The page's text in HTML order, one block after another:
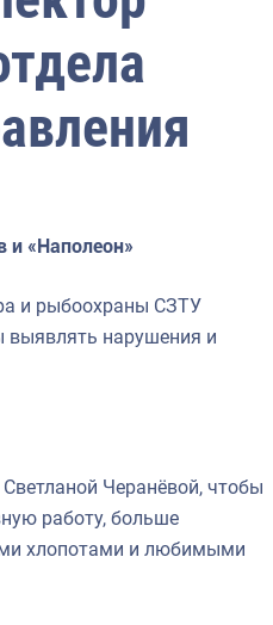
и «Наполеон»
и рыбоохраны СЗТУ
выявлять нарушения и
Черанёвой, чтобы
работу, больше
хлопотами и любимыми